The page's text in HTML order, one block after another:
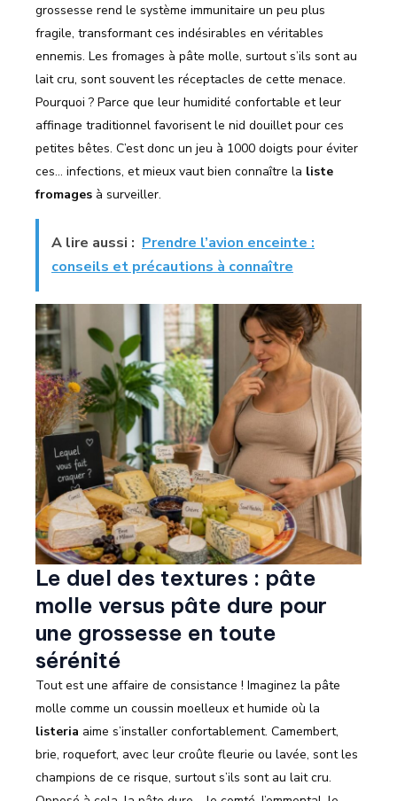
grossesse rend le système immunitaire un peu plus
fragile, transformant ces indésirables en véritables
ennemis. Les fromages à pâte molle, surtout s’ils sont au
lait cru, sont souvent les réceptacles de cette menace.
Pourquoi ? Parce que leur humidité confortable et leur
affinage traditionnel favorisent le nid douillet pour ces
petites bêtes. C’est donc un jeu à 1000 doigts pour éviter
ces… infections, et mieux vaut bien connaître la liste
fromages à surveiller.
A lire aussi : Prendre l’avion enceinte :
conseils et précautions à connaître
Le duel des textures : pâte
molle versus pâte dure pour
une grossesse en toute
sérénité
Tout est une affaire de consistance ! Imaginez la pâte
molle comme un coussin moelleux et humide où la
listeria aime s’installer confortablement. Camembert,
brie, roquefort, avec leur croûte fleurie ou lavée, sont les
champions de ce risque, surtout s’ils sont au lait cru.